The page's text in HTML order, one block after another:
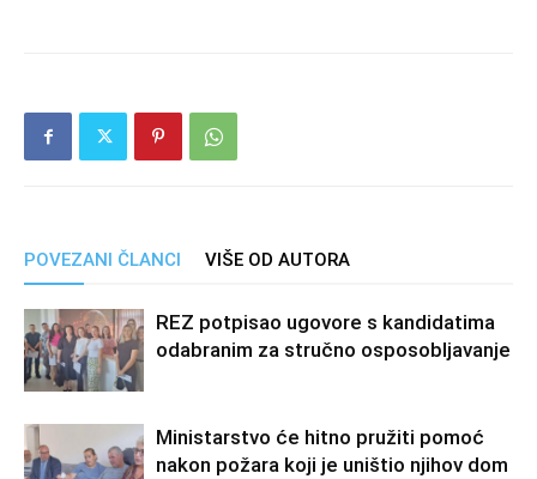
POVEZANI ČLANCI VIŠE OD AUTORA
REZ potpisao ugovore s kandidatima
odabranim za stručno osposobljavanje
Ministarstvo će hitno pružiti pomoć
nakon požara koji je uništio njihov dom